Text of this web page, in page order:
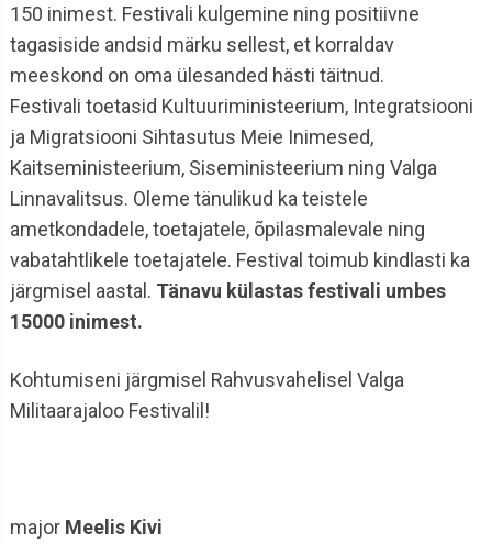
150 inimest. Festivali kulgemine ning positiivne
tagasiside andsid märku sellest, et korraldav
meeskond on oma ülesanded hästi täitnud.
Festivali toetasid Kultuuriministeerium, Integratsiooni
ja Migratsiooni Sihtasutus Meie Inimesed,
Kaitseministeerium, Siseministeerium ning Valga
Linnavalitsus. Oleme tänulikud ka teistele
ametkondadele, toetajatele, õpilasmalevale ning
vabatahtlikele toetajatele. Festival toimub kindlasti ka
järgmisel aastal. Tänavu külastas festivali umbes
15000 inimest.
Kohtumiseni järgmisel Rahvusvahelisel Valga
Militaarajaloo Festivalil!
major Meelis Kivi